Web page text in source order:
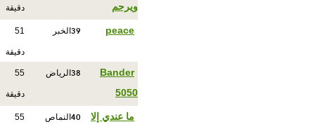
ويرحم
دقيقة
peace
39 الخبر 51
دقيقة
Bander
5050
38 الرياض 55
دقيقة
ما عندي إلا 40 النماص 55